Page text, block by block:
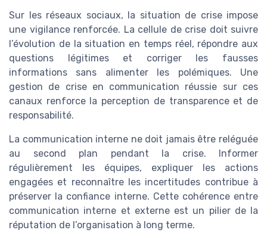
Sur les réseaux sociaux, la situation de crise impose
une vigilance renforcée. La cellule de crise doit suivre
l’évolution de la situation en temps réel, répondre aux
questions légitimes et corriger les fausses
informations sans alimenter les polémiques. Une
gestion de crise en communication réussie sur ces
canaux renforce la perception de transparence et de
responsabilité.
La communication interne ne doit jamais être reléguée
au second plan pendant la crise. Informer
régulièrement les équipes, expliquer les actions
engagées et reconnaître les incertitudes contribue à
préserver la confiance interne. Cette cohérence entre
communication interne et externe est un pilier de la
réputation de l’organisation à long terme.